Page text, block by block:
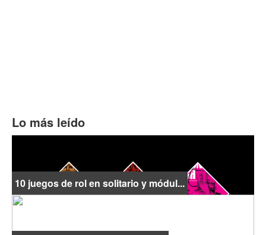
Lo más leído
10 juegos de rol en solitario y módul...